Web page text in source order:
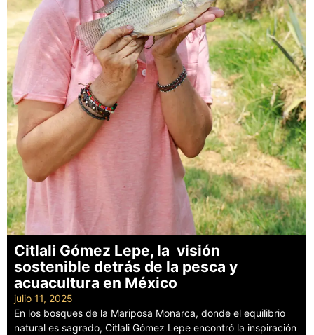
Citlali Gómez Lepe, la visión
sostenible detrás de la pesca y
acuacultura en México
julio 11, 2025
En los bosques de la Mariposa Monarca, donde el equilibrio
natural es sagrado, Citlali Gómez Lepe encontró la inspiración